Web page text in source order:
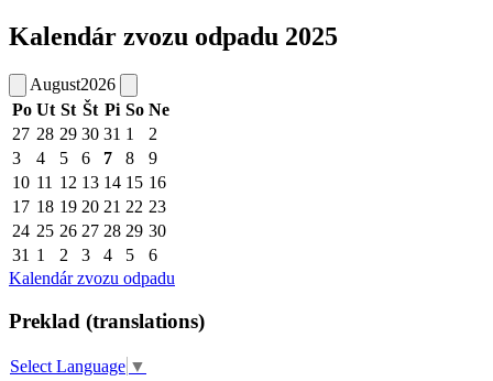
Kalendár zvozu odpadu 2025
August2026
Po Ut St Št Pi So Ne
27 28 29 30 31 1
2
3
4 5 6 7 8
9
10 11 12 13 14 15 16
17 18 19 20 21 22 23
24 25 26 27 28 29 30
31 1 2 3 4 5
6
Kalendár zvozu odpadu
Preklad (translations)
Select Language ▼